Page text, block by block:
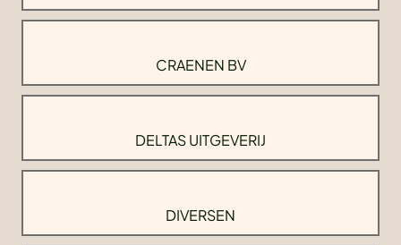
CRAENEN BV
DELTAS UITGEVERIJ
DIVERSEN